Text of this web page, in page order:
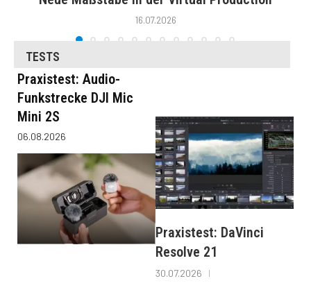
16.07.2026
TESTS
Praxistest: Audio-
Funkstrecke DJI Mic
Mini 2S
06.08.2026
Praxistest: DaVinci
Resolve 21
30.07.2026